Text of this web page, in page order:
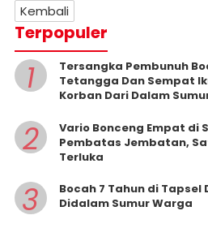
Kembali
Terpopuler
1
Tersangka Pembunuh
Tetangga Dan Sempat
Korban Dari Dalam
2
Vario Bonceng Empat di
Pembatas Jembatan,
Terluka
3
Bocah 7 Tahun di Tapsel
Didalam Sumur Warga